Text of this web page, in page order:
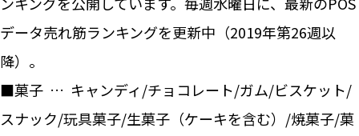
データ売れ筋ランキングを更新中（2019年第26週以
降）。
■菓子 … キャンディ/チョコレート/ガム/ビスケット/
スナック/玩具菓子/生菓子（ケーキを含む）/焼菓子/菓